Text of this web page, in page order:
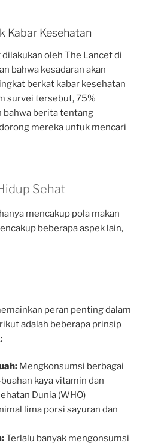
Kabar Kesehatan
oleh The Lancet di
bahwa kesadaran akan
berkat kabar kesehatan
survei tersebut, 75%
bahwa berita tentang
mereka untuk mencari
Sehat
mencakup pola makan
beberapa aspek lain,
peran penting dalam
adalah beberapa prinsip
Mengkonsumsi berbagai
kaya vitamin dan
Dunia (WHO)
lima porsi sayuran dan
Terlalu banyak mengonsumsi